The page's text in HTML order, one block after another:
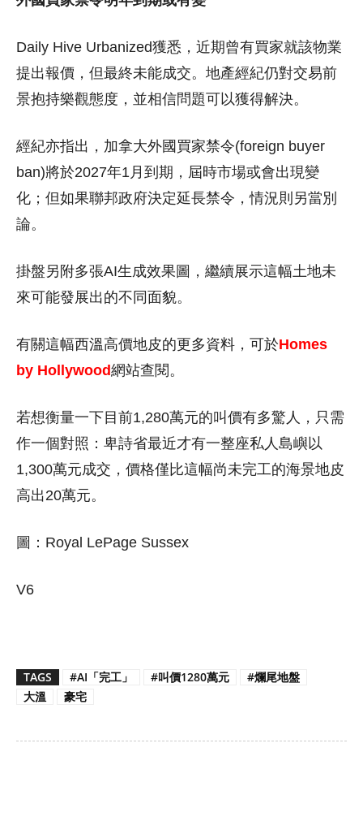
Daily Hive Urbanized獲悉，近期曾有買家就該物業
提出報價，但最終未能成交。地產經紀仍對交易前
景抱持樂觀態度，並相信問題可以獲得解決。
經紀亦指出，加拿大外國買家禁令(foreign buyer
ban)將於2027年1月到期，屆時市場或會出現變
化；但如果聯邦政府決定延長禁令，情況則另當別
論。
掛盤另附多張AI生成效果圖，繼續展示這幅土地未
來可能發展出的不同面貌。
有關這幅西溫高價地皮的更多資料，可於Homes
by Hollywood網站查閱。
若想衡量一下目前1,280萬元的叫價有多驚人，只需
作一個對照：卑詩省最近才有一整座私人島嶼以
1,300萬元成交，價格僅比這幅尚未完工的海景地皮
高出20萬元。
圖：Royal LePage Sussex
V6
TAGS #AI「完工」 #叫價1280萬元
#爛尾地盤
大溫
豪宅